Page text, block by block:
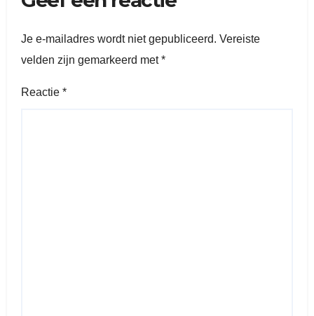
Je e-mailadres wordt niet gepubliceerd. Vereiste
velden zijn gemarkeerd met*
Reactie *